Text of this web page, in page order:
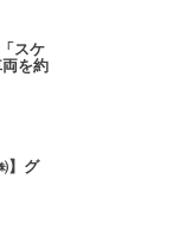
スケ
を約
】グ